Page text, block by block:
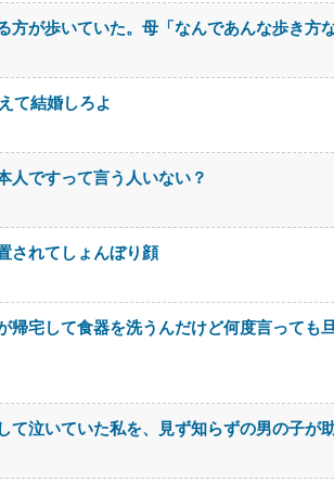
が歩いていた。母「なんであんな歩き方
て結婚しろよ
人ですって言う人いない？
されてしょんぼり顔
帰宅して食器を洗うんだけど何度言って
て泣いていた私を、見ず知らずの男の子が